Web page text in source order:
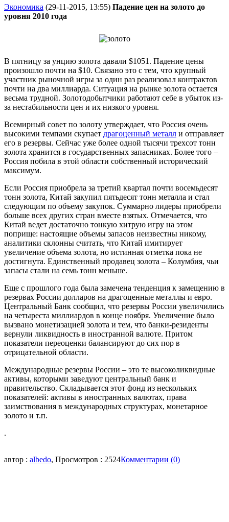
Экономика (29-11-2015, 13:55) Падение цен на золото до
уровня 2010 года
В пятницу за унцию золота давали $1051. Падение цены
произошло почти на $10. Связано это с тем, что крупный
участник рыночной игры за один раз реализовал контрактов
почти на два миллиарда. Ситуация на рынке золота остается
весьма трудной. Золотодобытчики работают себе в убыток из-
за нестабильности цен и их низкого уровня.
Всемирный совет по золоту утверждает, что Россия очень
высокими темпами скупает драгоценный металл и отправляет
его в резервы. Сейчас уже более одной тысячи трехсот тонн
золота хранится в государственных запасниках. Более того –
Россия побила в этой области собственный исторический
максимум.
Если Россия приобрела за третий квартал почти восемьдесят
тонн золота, Китай закупил пятьдесят тонн металла и стал
следующим по объему закупок. Суммарно лидеры приобрели
больше всех других стран вместе взятых. Отмечается, что
Китай ведет достаточно тонкую хитрую игру на этом
поприще: настоящие объемы запасов неизвестны никому,
аналитики склонны считать, что Китай имитирует
увеличение объема золота, но истинная отметка пока не
достигнута. Единственный продавец золота – Колумбия, чьи
запасы стали на семь тонн меньше.
Еще с прошлого года была замечена тенденция к замещению в
резервах России долларов на драгоценные металлы и евро.
Центральный Банк сообщил, что резервы России увеличились
на четыреста миллиардов в конце ноября. Увеличение было
вызвано монетизацией золота и тем, что банки-резиденты
вернули ликвидность в иностранной валюте. Притом
показатели переоценки балансируют до сих пор в
отрицательной области.
Международные резервы России – это те высоколиквидные
активы, которыми заведуют центральный банк и
правительство. Складывается этот фонд из нескольких
показателей: активы в иностранных валютах, права
заимствования в международных структурах, монетарное
золото и т.п.
.
автор : albedo, Просмотров : 2524Комментарии (0)